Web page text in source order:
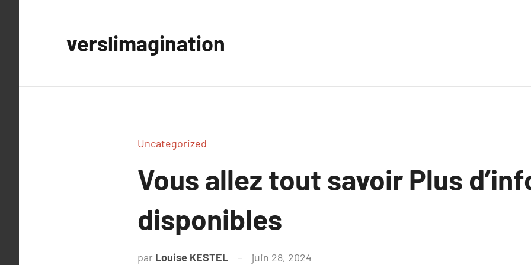
verslimagination
Uncategorized
Vous allez tout savoir Plus
disponibles
par Louise KESTEL juin 28, 2024